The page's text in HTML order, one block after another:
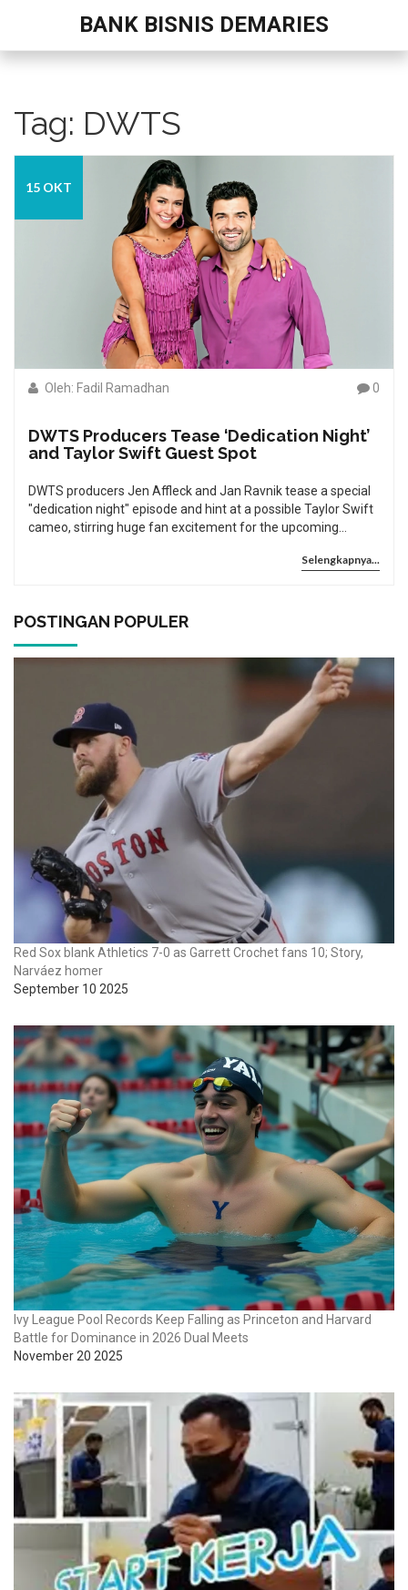
BANK BISNIS DEMARIES
Tag: DWTS
15 OKT
Oleh: Fadil Ramadhan 0
DWTS Producers Tease ‘Dedication Night’
and Taylor Swift Guest Spot
DWTS producers Jen Affleck and Jan Ravnik tease a special
"dedication night" episode and hint at a possible Taylor Swift
cameo, stirring huge fan excitement for the upcoming
Selengkapnya...
POSTINGAN POPULER
Red Sox blank Athletics 7-0 as Garrett Crochet fans 10; Story,
Narváez homer
September 10 2025
Ivy League Pool Records Keep Falling as Princeton and Harvard
Battle for Dominance in 2026 Dual Meets
November 20 2025